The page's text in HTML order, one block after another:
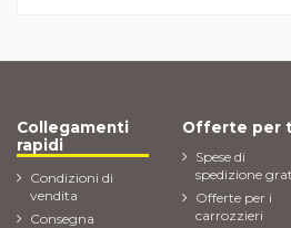
Collegamenti
rapidi
Condizioni di
vendita
Consegna
Offerte per
Spese di
spedizione
Offerte per i
carrozzieri